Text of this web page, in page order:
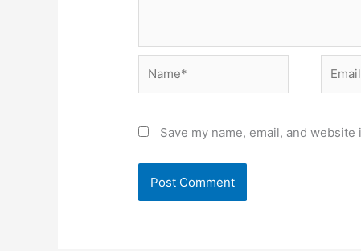
Save my name, email, and